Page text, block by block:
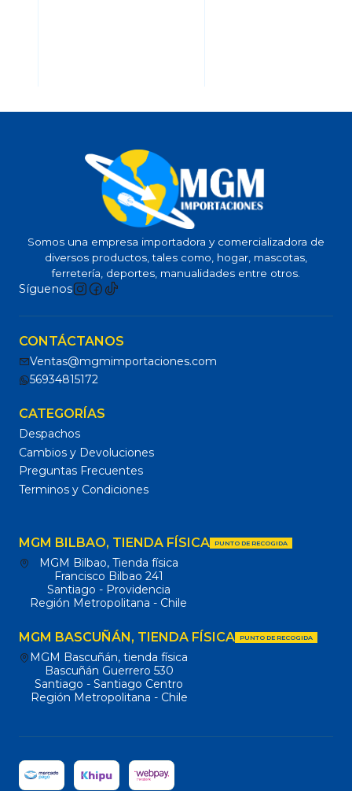
Somos una empresa importadora y comercializadora de
diversos productos, tales como, hogar, mascotas,
ferretería, deportes, manualidades entre otros.
Síguenos
CONTÁCTANOS
Ventas@mgmimportaciones.com
56934815172
CATEGORÍAS
Despachos
Cambios y Devoluciones
Preguntas Frecuentes
Terminos y Condiciones
MGM BILBAO, TIENDA FÍSICA PUNTO DE RECOGIDA
MGM Bilbao, Tienda física
Francisco Bilbao 241
Santiago - Providencia
Región Metropolitana - Chile
MGM BASCUÑÁN, TIENDA FÍSICA PUNTO DE RECOGIDA
MGM Bascuñán, tienda física
Bascuñán Guerrero 530
Santiago - Santiago Centro
Región Metropolitana - Chile